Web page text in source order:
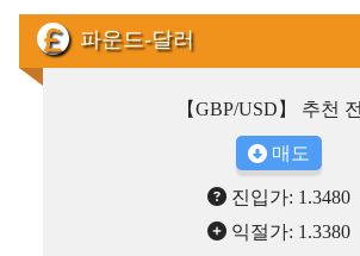
파운드-달러
【GBP/USD】 추천
매도
진입가: 1.3480
익절가: 1.3380